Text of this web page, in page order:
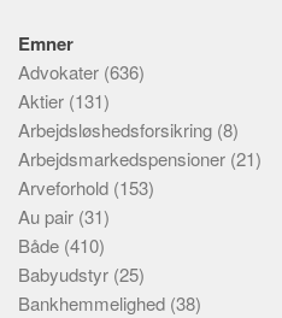
Emner
Advokater (636)
Aktier (131)
Arbejdsløshedsforsikring (8)
Arbejdsmarkedspensioner (21)
Arveforhold (153)
Au pair (31)
Både (410)
Babyudstyr (25)
Bankhemmelighed (38)